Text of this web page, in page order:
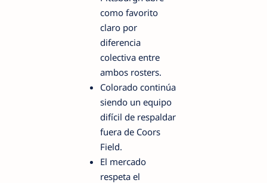
como favorito
claro por
diferencia
colectiva entre
ambos rosters.
Colorado continúa
siendo un equipo
difícil de respaldar
fuera de Coors
Field.
El mercado
respeta el